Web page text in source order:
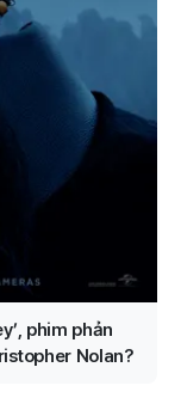
phim phản
Nolan?